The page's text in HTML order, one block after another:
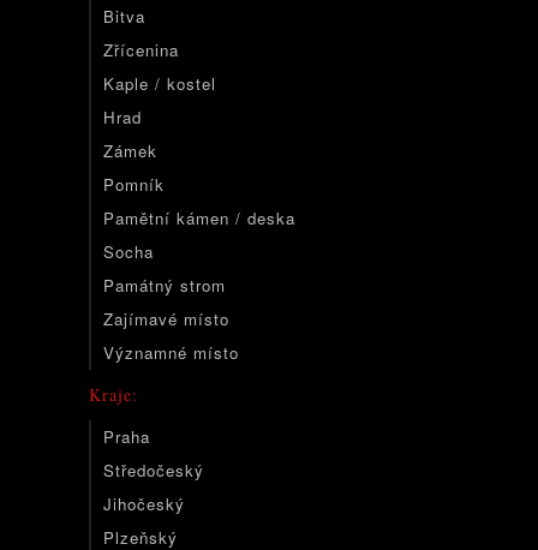
Bitva
Zřícenina
Kaple / kostel
Hrad
Zámek
Pomník
Pamětní kámen / deska
Socha
Památný strom
Zajímavé místo
Významné místo
Kraje:
Praha
Středočeský
Jihočeský
Plzeňský